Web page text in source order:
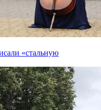
«стальную